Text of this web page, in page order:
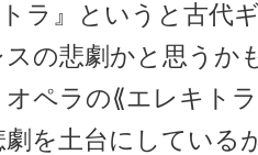
トラ』というと古代
スの悲劇かと思うか
オペラの⟪エレキト
を土台にしている